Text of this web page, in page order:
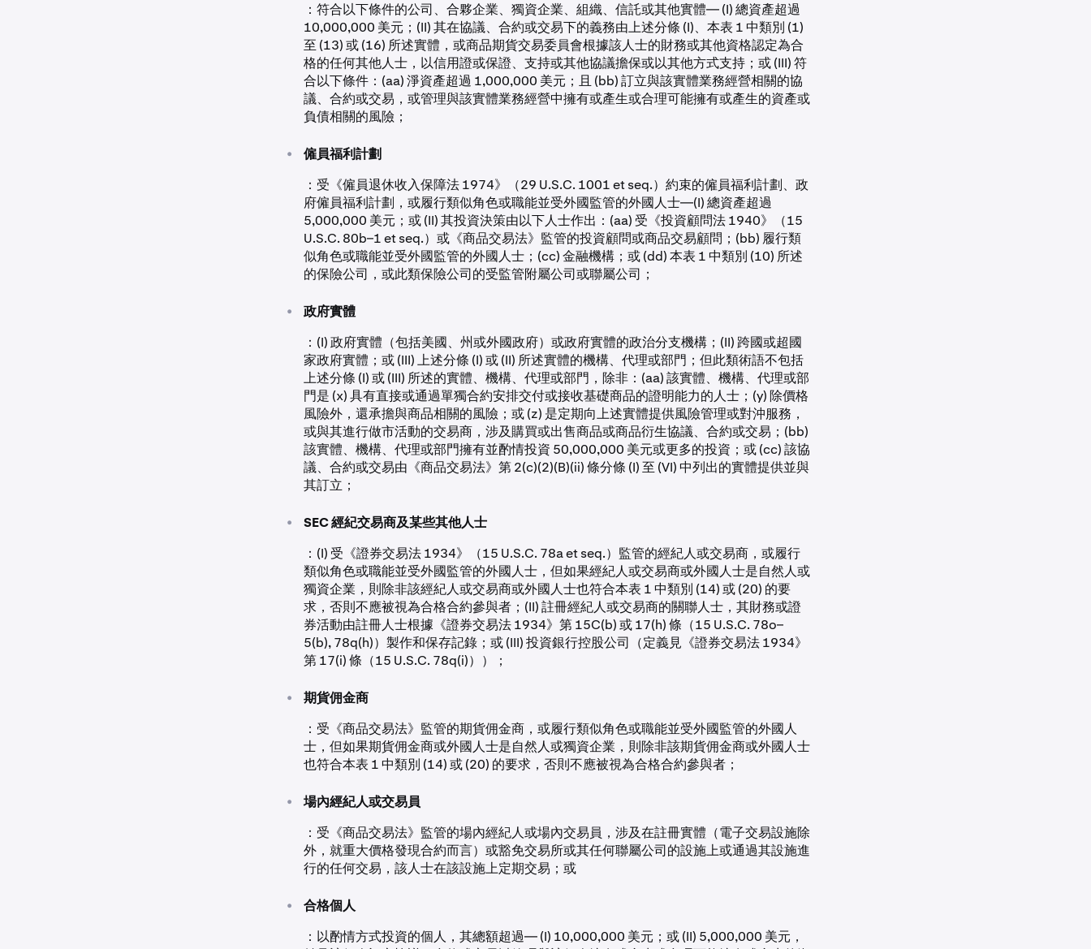
：符合以下條件的公司、合夥企業、獨資企業、組織、信託或其他實體— (I) 總資產超過
10,000,000 美元；(II) 其在協議、合約或交易下的義務由上述分條 (I)、本表 1 中類別 (1)
至 (13) 或 (16) 所述實體，或商品期貨交易委員會根據該人士的財務或其他資格認定為合
格的任何其他人士，以信用證或保證、支持或其他協議擔保或以其他方式支持；或 (III) 符
合以下條件：(aa) 淨資產超過 1,000,000 美元；且 (bb) 訂立與該實體業務經營相關的協
議、合約或交易，或管理與該實體業務經營中擁有或產生或合理可能擁有或產生的資產或
負債相關的風險；
•
僱員福利計劃
：受《僱員退休收入保障法 1974》（29 U.S.C. 1001 et seq.）約束的僱員福利計劃、政
府僱員福利計劃，或履行類似角色或職能並受外國監管的外國人士—(I) 總資產超過
5,000,000 美元；或 (II) 其投資決策由以下人士作出：(aa) 受《投資顧問法 1940》（15
U.S.C. 80b–1 et seq.）或《商品交易法》監管的投資顧問或商品交易顧問；(bb) 履行類
似角色或職能並受外國監管的外國人士；(cc) 金融機構；或 (dd) 本表 1 中類別 (10) 所述
的保險公司，或此類保險公司的受監管附屬公司或聯屬公司；
•
政府實體
：(I) 政府實體（包括美國、州或外國政府）或政府實體的政治分支機構；(II) 跨國或超國
家政府實體；或 (III) 上述分條 (I) 或 (II) 所述實體的機構、代理或部門；但此類術語不包括
上述分條 (I) 或 (III) 所述的實體、機構、代理或部門，除非：(aa) 該實體、機構、代理或部
門是 (x) 具有直接或通過單獨合約安排交付或接收基礎商品的證明能力的人士；(y) 除價格
風險外，還承擔與商品相關的風險；或 (z) 是定期向上述實體提供風險管理或對沖服務，
或與其進行做市活動的交易商，涉及購買或出售商品或商品衍生協議、合約或交易；(bb)
該實體、機構、代理或部門擁有並酌情投資 50,000,000 美元或更多的投資；或 (cc) 該協
議、合約或交易由《商品交易法》第 2(c)(2)(B)(ii) 條分條 (I) 至 (VI) 中列出的實體提供並與
其訂立；
•
SEC 經紀交易商及某些其他人士
：(I) 受《證券交易法 1934》（15 U.S.C. 78a et seq.）監管的經紀人或交易商，或履行
類似角色或職能並受外國監管的外國人士，但如果經紀人或交易商或外國人士是自然人或
獨資企業，則除非該經紀人或交易商或外國人士也符合本表 1 中類別 (14) 或 (20) 的要
求，否則不應被視為合格合約參與者；(II) 註冊經紀人或交易商的關聯人士，其財務或證
券活動由註冊人士根據《證券交易法 1934》第 15C(b) 或 17(h) 條（15 U.S.C. 78o–
5(b), 78q(h)）製作和保存記錄；或 (III) 投資銀行控股公司（定義見《證券交易法 1934》
第 17(i) 條（15 U.S.C. 78q(i)））；
•
期貨佣金商
：受《商品交易法》監管的期貨佣金商，或履行類似角色或職能並受外國監管的外國人
士，但如果期貨佣金商或外國人士是自然人或獨資企業，則除非該期貨佣金商或外國人士
也符合本表 1 中類別 (14) 或 (20) 的要求，否則不應被視為合格合約參與者；
•
場內經紀人或交易員
：受《商品交易法》監管的場內經紀人或場內交易員，涉及在註冊實體（電子交易設施除
外，就重大價格發現合約而言）或豁免交易所或其任何聯屬公司的設施上或通過其設施進
行的任何交易，該人士在該設施上定期交易；或
•
合格個人
：以酌情方式投資的個人，其總額超過— (I) 10,000,000 美元；或 (II) 5,000,000 美元，